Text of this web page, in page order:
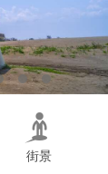
街景